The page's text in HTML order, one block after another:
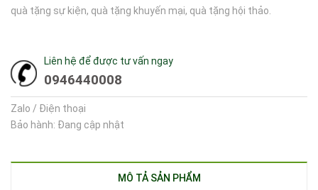
quà tặng sự kiện, quà tặng khuyến mại, quà tặng hội thảo.
Liên hệ để được tư vấn ngay
0946440008
Zalo / Điện thoại
Bảo hành: Đang cập nhật
MÔ TẢ SẢN PHẨM